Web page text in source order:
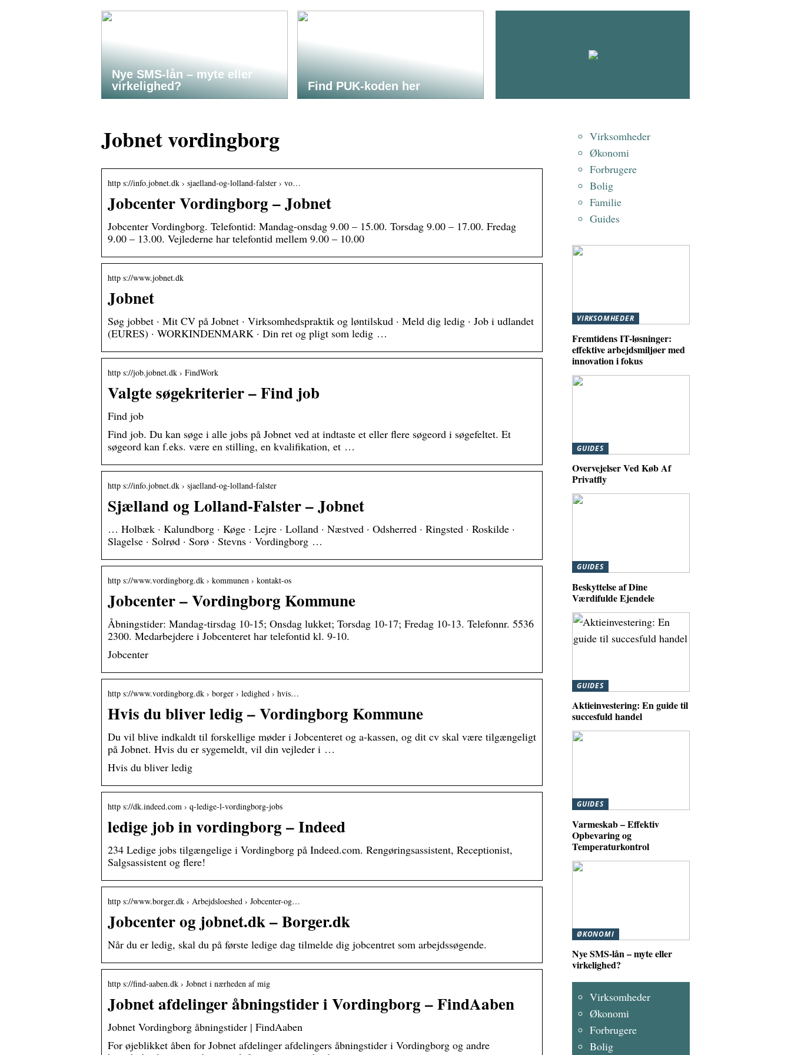
Nye SMS-lån – myte eller
virkelighed?
Find PUK-koden her
Jobnet vordingborg
http s://info.jobnet.dk › sjaelland-og-lolland-falster › vo…
Jobcenter Vordingborg – Jobnet
Jobcenter Vordingborg. Telefontid: Mandag-onsdag 9.00 – 15.00. Torsdag 9.00 – 17.00. Fredag
9.00 – 13.00. Vejlederne har telefontid mellem 9.00 – 10.00
http s://www.jobnet.dk
Jobnet
Søg jobbet · Mit CV på Jobnet · Virksomhedspraktik og løntilskud · Meld dig ledig · Job i udlandet
(EURES) · WORKINDENMARK · Din ret og pligt som ledig …
http s://job.jobnet.dk › FindWork
Valgte søgekriterier – Find job
Find job
Find job. Du kan søge i alle jobs på Jobnet ved at indtaste et eller flere søgeord i søgefeltet. Et
søgeord kan f.eks. være en stilling, en kvalifikation, et …
http s://info.jobnet.dk › sjaelland-og-lolland-falster
Sjælland og Lolland-Falster – Jobnet
… Holbæk · Kalundborg · Køge · Lejre · Lolland · Næstved · Odsherred · Ringsted · Roskilde ·
Slagelse · Solrød · Sorø · Stevns · Vordingborg …
http s://www.vordingborg.dk › kommunen › kontakt-os
Jobcenter – Vordingborg Kommune
Åbningstider: Mandag-tirsdag 10-15; Onsdag lukket; Torsdag 10-17; Fredag 10-13. Telefonnr. 5536
2300. Medarbejdere i Jobcenteret har telefontid kl. 9-10.
Jobcenter
http s://www.vordingborg.dk › borger › ledighed › hvis…
Hvis du bliver ledig – Vordingborg Kommune
Du vil blive indkaldt til forskellige møder i Jobcenteret og a-kassen, og dit cv skal være tilgængeligt
på Jobnet. Hvis du er sygemeldt, vil din vejleder i …
Hvis du bliver ledig
http s://dk.indeed.com › q-ledige-l-vordingborg-jobs
ledige job in vordingborg – Indeed
234 Ledige jobs tilgængelige i Vordingborg på Indeed.com. Rengøringsassistent, Receptionist,
Salgsassistent og flere!
http s://www.borger.dk › Arbejdsloeshed › Jobcenter-og…
Jobcenter og jobnet.dk – Borger.dk
Når du er ledig, skal du på første ledige dag tilmelde dig jobcentret som arbejdssøgende.
http s://find-aaben.dk › Jobnet i nærheden af mig
Jobnet afdelinger åbningstider i Vordingborg – FindAaben
Jobnet Vordingborg åbningstider | FindAaben
For øjeblikket åben for Jobnet afdelinger afdelingers åbningstider i Vordingborg og andre
Virksomheder
Økonomi
Forbrugere
Bolig
Familie
Guides
VIRKSOMHEDER
Fremtidens IT-løsninger:
effektive arbejdsmiljøer med
innovation i fokus
GUIDES
Overvejelser Ved Køb Af
Privatfly
GUIDES
Beskyttelse af Dine
Værdifulde Ejendele
GUIDES
Aktieinvestering: En guide til
succesfuld handel
GUIDES
Varmeskab – Effektiv
Opbevaring og
Temperaturkontrol
ØKONOMI
Nye SMS-lån – myte eller
virkelighed?
Virksomheder
Økonomi
Forbrugere
Bolig